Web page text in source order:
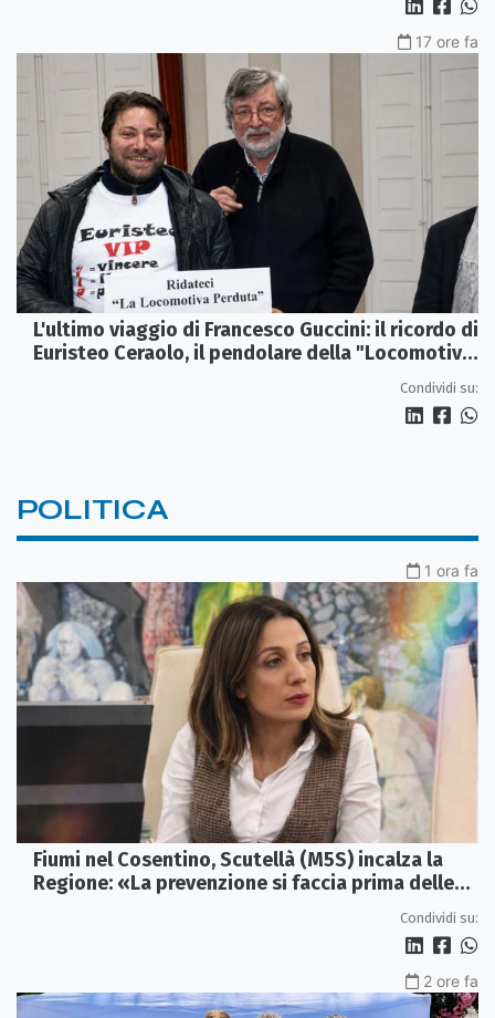
17 ore fa
L'ultimo viaggio di Francesco Guccini: il ricordo di
Euristeo Ceraolo, il pendolare della "Locomotiva
Condividi su:
POLITICA
1 ora fa
Fiumi nel Cosentino, Scutellà (M5S) incalza la
Regione: «La prevenzione si faccia prima delle
Condividi su:
2 ore fa